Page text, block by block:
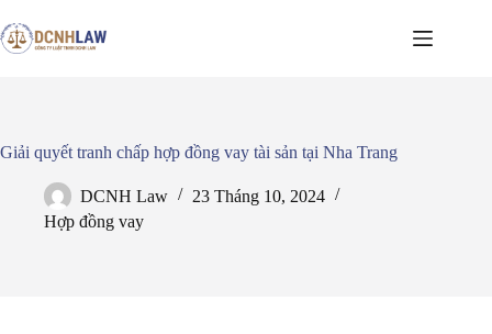
đến
phần
Giải quyết tranh chấp hợp đồng vay tài sản tại Nha Trang
DCNH Law
23 Tháng 10, 2024
Hợp đồng vay